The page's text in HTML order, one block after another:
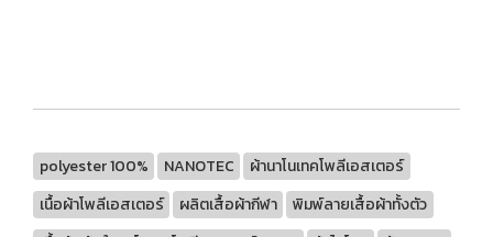
polyester 100% NANOTEC
ผ้านาโนเทคโพลีเอสเตอร์
เนื้อผ้าโพลีเอสเตอร์
ผลิตเสื้อผ้ากีฬา
พิมพ์ลายเสื้อผ้าทั้งตัว